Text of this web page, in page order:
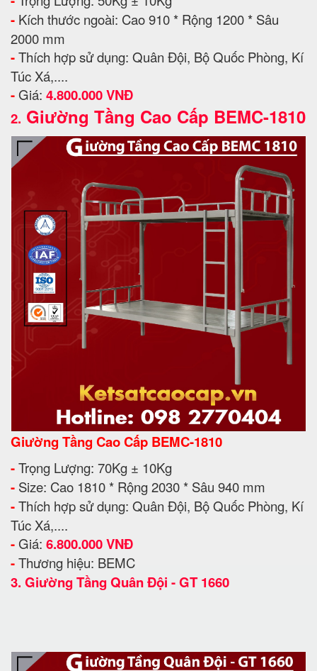
- Kích thước ngoài: Cao 910 * Rộng 1200 * Sâu
2000 mm
-Thích hợp sử dụng: Quân Đội, Bộ Quốc Phòng, Kí
Túc Xá,....
- Giá: 4.800.000 VNĐ
2. Giường Tầng Cao Cấp BEMC-1810
Giường Tầng Cao Cấp BEMC-1810
-Trọng Lượng: 70Kg ± 10Kg
- Size: Cao 1810 * Rộng 2030 * Sâu 940 mm
-Thích hợp sử dụng: Quân Đội, Bộ Quốc Phòng, Kí
Túc Xá,....
- Giá: 6.800.000 VNĐ
-Thương hiệu: BEMC
3. Giường Tầng Quân Đội - GT 1660